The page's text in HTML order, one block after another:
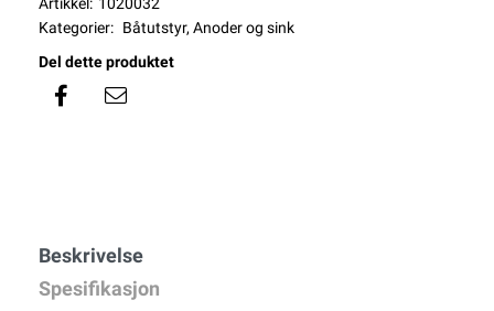
Kategorier: Båtutstyr, Anoder og sink
Del dette produktet
Beskrivelse
Spesifikasjon